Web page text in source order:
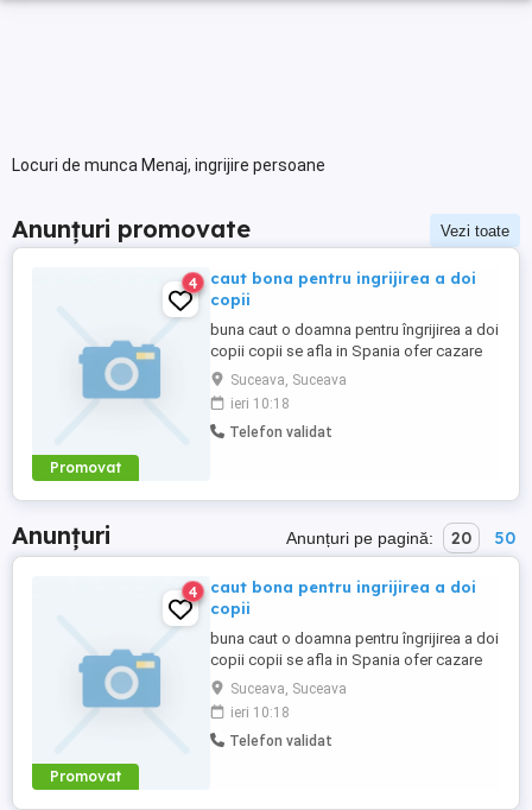
Locuri de munca Menaj, ingrijire persoane
Anunțuri promovate Vezi toate
Promovat
4
caut bona pentru ingrijirea a doi
copii
buna caut o doamna pentru îngrijirea a doi
copii copii se afla in Spania ofer cazare
gratis și trei mese pe zi gratis pentru mai
multe informații sunați la numărul
Suceava, Suceava
ieri 10:18
Telefon validat
Anunțuri Anunțuri pe pagină: 20 50
Promovat
4
caut bona pentru ingrijirea a doi
copii
buna caut o doamna pentru îngrijirea a doi
copii copii se afla in Spania ofer cazare
gratis și trei mese pe zi gratis pentru mai
multe informații sunați la numărul
Suceava, Suceava
ieri 10:18
Telefon validat